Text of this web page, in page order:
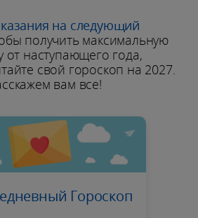
на следующий
получить максимальную
от наступающего года,
свой гороскоп на 2027.
вам все!
Гороскоп